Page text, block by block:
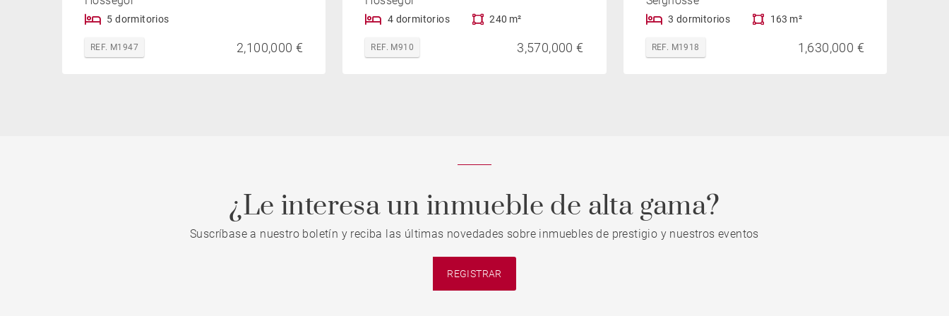
5 dormitorios
REF. M1947 2,100,000 €
4 dormitorios 240 m²
REF. M910 3,570,000 €
3 dormitorios 163 m²
REF. M1918 1,630,000 €
¿Le interesa un inmueble de alta gama?
Suscríbase a nuestro boletín y reciba las últimas novedades sobre inmuebles de prestigio y nuestros eventos
REGISTRAR